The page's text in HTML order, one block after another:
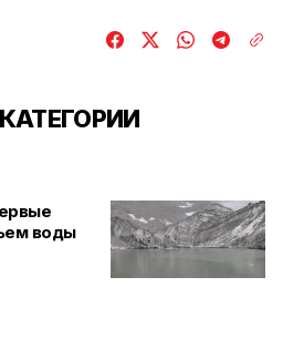
воды